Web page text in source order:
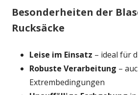
Besonderheiten der
Rucksäcke
Leise im Einsatz – ideal für
Robuste Verarbeitung –
Extrembedingungen